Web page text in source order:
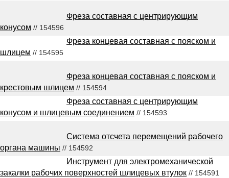
Фреза составная с центрирующим
конусом // 154596
Фреза концевая составная с пояском и
шлицем // 154595
Фреза концевая составная с пояском и
крестовым шлицем // 154594
Фреза составная с центрирующим
конусом и шлицевым соединением // 154593
Система отсчета перемещений рабочего
органа машины // 154592
Инструмент для электромеханической
закалки рабочих поверхностей шлицевых втулок // 154591